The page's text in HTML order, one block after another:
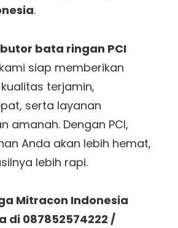
.
bata ringan PCI
siap memberikan
terjamin,
serta layanan
amanah. Dengan PCI,
Anda akan lebih hemat,
lebih rapi.
Mitracon Indonesia
di 087852574222 /